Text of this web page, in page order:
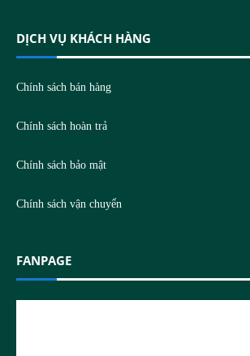
DỊCH VỤ KHÁCH HÀNG
Chính sách bán hàng
Chính sách hoàn trả
Chính sách bảo mật
Chính sách vận chuyển
FANPAGE